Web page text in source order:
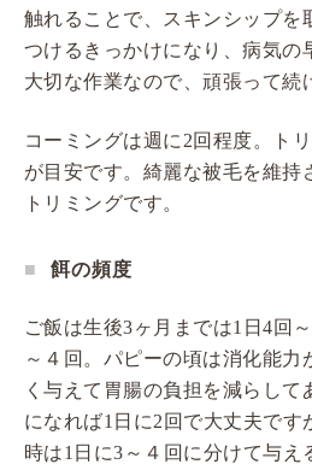
触れることで、スキンシップを
つけるきっかけになり、病気の
大切な作業なので、頑張って続
コーミングは週に2回程度。ト
が目安です。綺麗な被毛を維持
トリミングです。
餌の頻度
ご飯は生後3ヶ月までは1日4回
～４回。パピーの頃は消化能力
く与えて胃腸の負担を減らして
になれば1日に2回で大丈夫です
時は1日に3～４回に分けて与え